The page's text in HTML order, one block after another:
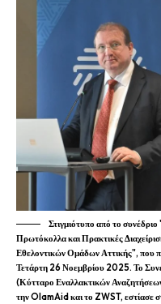
Στιγμιότυπο από το
Πρωτόκολλα και Πρακτικές
Εθελοντικών Ομάδων Αττικής", που
Τετάρτη 26 Νοεμβρίου 2025. Το
(Κύτταρο Εναλλακτικών
την OlamAid και το ZWST, εστίασε